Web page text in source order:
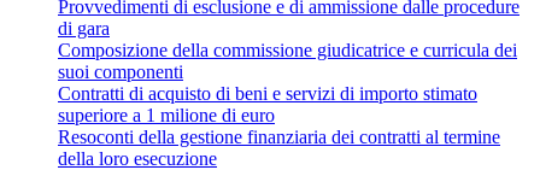
Provvedimenti di esclusione e di ammissione dalle procedure
di gara
Composizione della commissione giudicatrice e curricula dei
suoi componenti
Contratti di acquisto di beni e servizi di importo stimato
superiore a 1 milione di euro
Resoconti della gestione finanziaria dei contratti al termine
della loro esecuzione